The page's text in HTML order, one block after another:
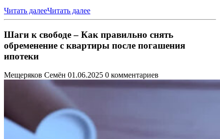
Читать далееЧитать далее
Шаги к свободе – Как правильно снять
обременение с квартиры после погашения
ипотеки
Мещеряков Семён 01.06.2025 0 комментариев